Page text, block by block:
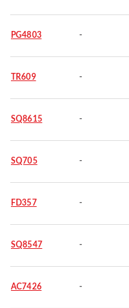
PG4803 -
TR609 -
SQ8615 -
SQ705 -
FD357 -
SQ8547 -
AC7426 -